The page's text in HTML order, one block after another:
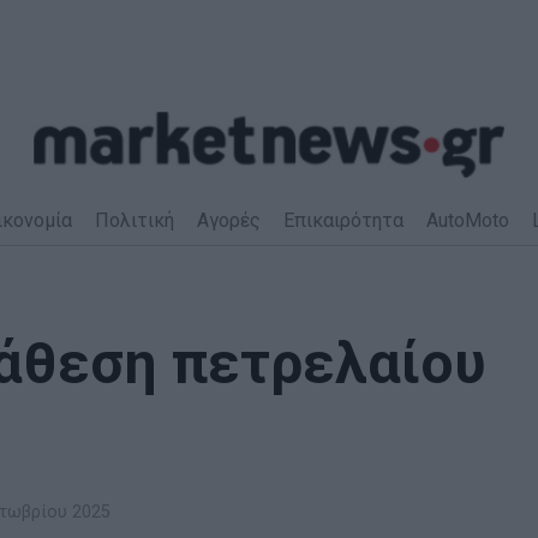
Πολιτική Αγορές Επικαιρότητα AutoMoto
πετρελαίου
2025